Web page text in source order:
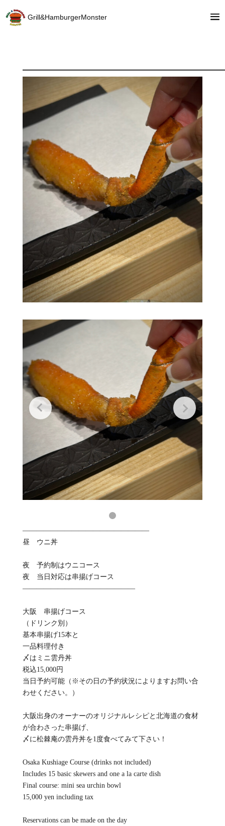
Grill&HamburgerMonster
——————————————————
昼 ウニ丼
夜 予約制はウニコース
夜 当日対応は串揚げコース
————————————————
大阪 串揚げコース
（ドリンク別）
基本串揚げ15本と
一品料理付き
〆はミニ雲丹丼
税込15,000円
当日予約可能（※その日の予約状況によりますお問い合
わせください。）
大阪出身のオーナーのオリジナルレシピと北海道の食材
が合わさった串揚げ、
〆に松棘庵の雲丹丼を1度食べてみて下さい！
Osaka Kushiage Course (drinks not included)
Includes 15 basic skewers and one a la carte dish
Final course: mini sea urchin bowl
15,000 yen including tax
Reservations can be made on the day